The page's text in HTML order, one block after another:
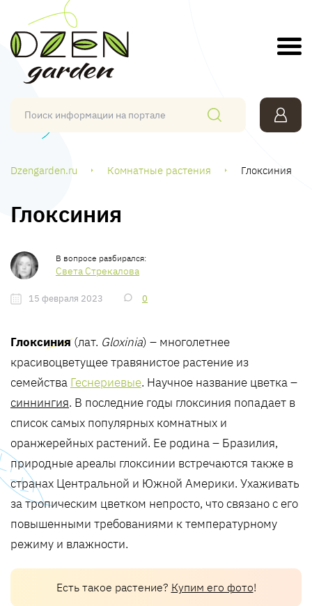
Dzengarden.ru Комнатные растения Глоксиния
Глоксиния
Света Стрекалова
15 февраля 2023 0
Глоксиния(лат. Gloxinia) – многолетнее
красивоцветущее травянистое растение из
семейства Геснериевые. Научное название цветка –
синнингия. В последние годы глоксиния попадает в
список самых популярных комнатных и
оранжерейных растений. Ее родина – Бразилия,
природные ареалы глоксинии встречаются также в
странах Центральной и Южной Америки. Ухаживать
за тропическим цветком непросто, что связано с его
повышенными требованиями к температурному
режиму и влажности.
Есть такое растение? Купим его фото!